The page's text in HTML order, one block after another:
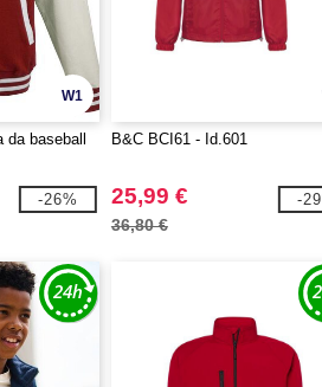
W1
baseball
-26%
B&C BCI61 - Id.601
25,99 €
36,80 €
-